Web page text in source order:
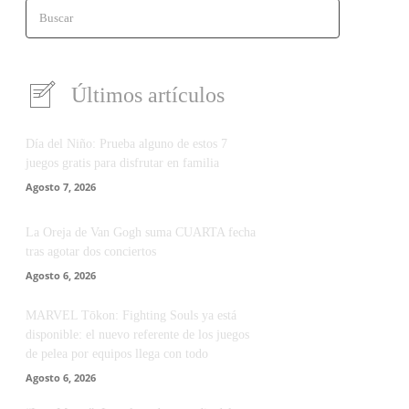
Buscar
Últimos artículos
Día del Niño: Prueba alguno de estos 7
juegos gratis para disfrutar en familia
Agosto 7, 2026
La Oreja de Van Gogh suma CUARTA fecha
tras agotar dos conciertos
Agosto 6, 2026
MARVEL Tōkon: Fighting Souls ya está
disponible: el nuevo referente de los juegos
de pelea por equipos llega con todo
Agosto 6, 2026